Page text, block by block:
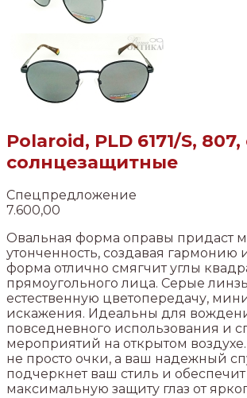
Polaroid, PLD 6171/S,
солнцезащитные
Спецпредложение
7.600,00
Овальная форма оправы придаст
утонченность, создавая гармонию
форма отлично смягчит углы
прямоугольного лица. Серые
естественную цветопередачу,
искажения. Идеальны для
повседневного использования и
мероприятий на открытом воздухе.
не просто очки, а ваш надежный
подчеркнет ваш стиль и обеспечит
максимальную защиту глаз от